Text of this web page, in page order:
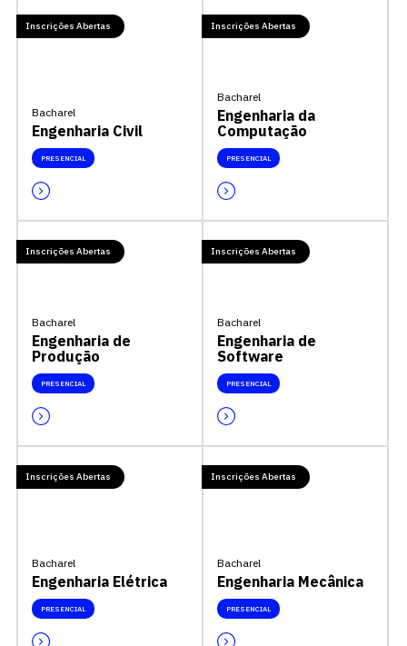
Inscrições Abertas
Bacharel
Engenharia Civil
PRESENCIAL
Inscrições Abertas
Bacharel
Engenharia da
Computação
PRESENCIAL
Inscrições Abertas
Bacharel
Engenharia de
Produção
PRESENCIAL
Inscrições Abertas
Bacharel
Engenharia de
Software
PRESENCIAL
Inscrições Abertas
Bacharel
Engenharia Elétrica
PRESENCIAL
Inscrições Abertas
Bacharel
Engenharia Mecânica
PRESENCIAL